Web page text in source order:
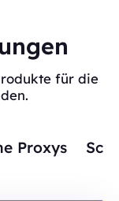
für die
Proxys